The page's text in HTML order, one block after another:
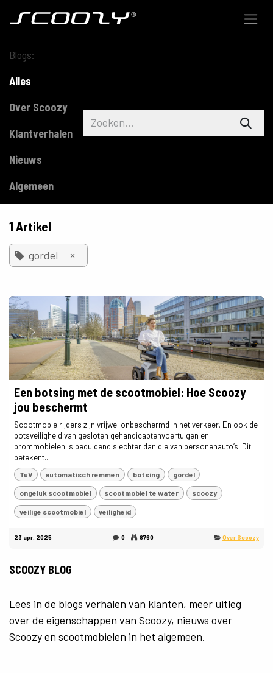
Blogs:
Alles
Over Scoozy
Klantverhalen
Nieuws
Algemeen
1 Artikel
gordel ×
Een botsing met de scootmobiel: Hoe Scoozy
jou beschermt
Scootmobielrijders zijn vrijwel onbeschermd in het verkeer. En ook de
botsveiligheid van gesloten gehandicaptenvoertuigen en
brommobielen is beduidend slechter dan die van personenauto’s. Dit
betekent...
TuV automatisch remmen botsing gordel
ongeluk scootmobiel scootmobiel te water scoozy
veilige scootmobiel veiligheid
23 apr. 2025 0 8760 Over Scoozy
SCOOZY BLOG
Lees in de blogs verhalen van klanten, meer uitleg
over de eigenschappen van Scoozy, nieuws over
Scoozy en scootmobielen in het algemeen.